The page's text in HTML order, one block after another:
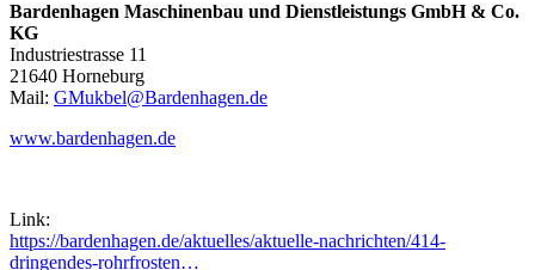
Bardenhagen Maschinenbau und Dienstleistungs GmbH & Co.
KG
Industriestrasse 11
21640 Horneburg
Mail: GMukbel@Bardenhagen.de
www.bardenhagen.de
Link:
https://bardenhagen.de/aktuelles/aktuelle-nachrichten/414-
dringendes-rohrfrosten…